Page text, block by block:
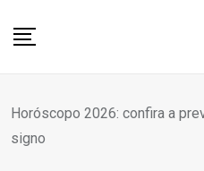
Horóscopo 2026: confira a
signo